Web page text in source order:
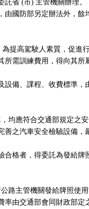
託省 (市) 主管機關辦理。
，由國防部另定辦法外，
提高駕駛人素質，促進
其所需訓練費用，得向其
及設備、課程、收費標準
均應符合交通部規定之
完善之汽車安全檢驗設備
驗合格者，得委託為發給
路主管機關發給牌照使
費率由交通部會同財政部定